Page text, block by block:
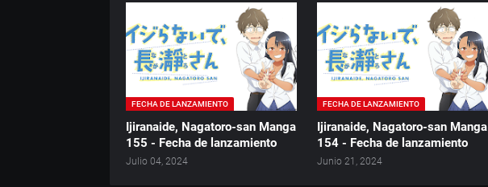
FECHA DE LANZAMIENTO
Ijiranaide, Nagatoro-san Manga
155 - Fecha de lanzamiento
Julio 04, 2024
FECHA DE LANZAMIENTO
Ijiranaide, Nagatoro-san Manga
154 - Fecha de lanzamiento
Junio 21, 2024